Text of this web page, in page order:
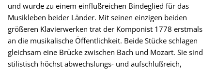
und wurde zu einem einflußreichen Bindeglied für das
Musikleben beider Länder. Mit seinen einzigen beiden
größeren Klavierwerken trat der Komponist 1778 erstmals
an die musikalische Öffentlichkeit. Beide Stücke schlagen
gleichsam eine Brücke zwischen Bach und Mozart. Sie sind
stilistisch höchst abwechslungs- und aufschlußreich,